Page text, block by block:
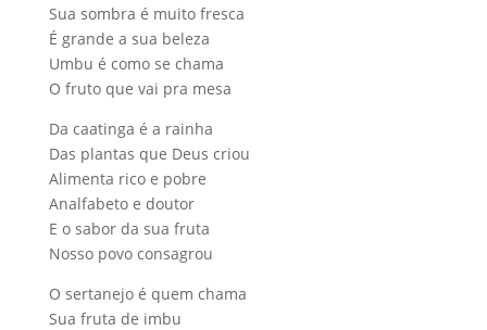
Sua sombra é muito fresca
É grande a sua beleza
Umbu é como se chama
O fruto que vai pra mesa
Da caatinga é a rainha
Das plantas que Deus criou
Alimenta rico e pobre
Analfabeto e doutor
E o sabor da sua fruta
Nosso povo consagrou
O sertanejo é quem chama
Sua fruta de imbu